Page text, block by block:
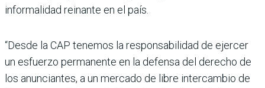
informalidad reinante en el país.
“Desde la CAP tenemos la responsabilidad de ejercer
un esfuerzo permanente en la defensa del derecho de
los anunciantes, a un mercado de libre intercambio de